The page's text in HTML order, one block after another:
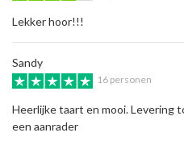
Lekker hoor!!!
Sandy
16 personen
Heerlijke taart en mooi. Levering
een aanrader